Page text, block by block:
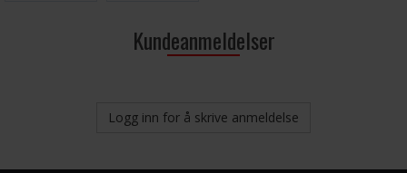
Kundeanmeldelser
Logg inn for å skrive anmeldelse